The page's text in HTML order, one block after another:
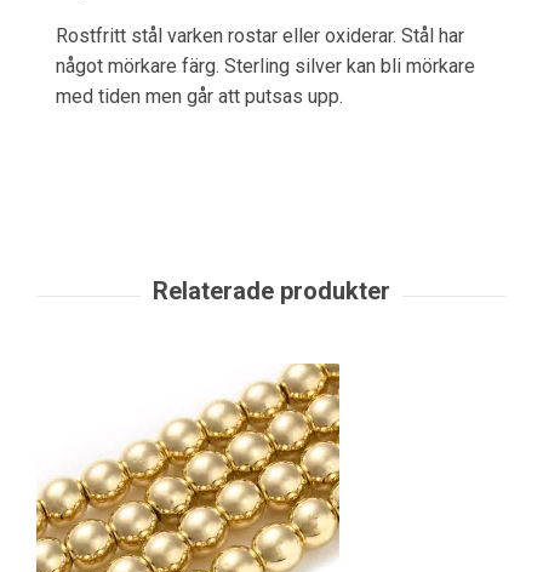
Rostfritt stål varken rostar eller oxiderar. Stål har
något mörkare färg. Sterling silver kan bli mörkare
med tiden men går att putsas upp.